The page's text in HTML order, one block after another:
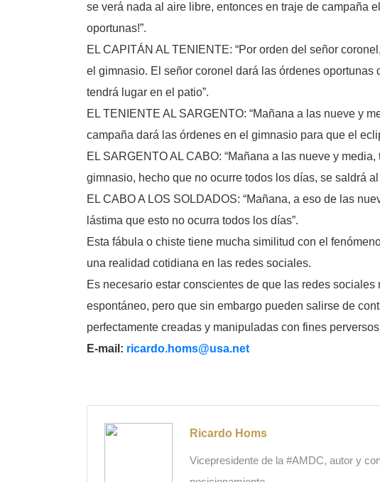
se verá nada al aire libre, entonces en traje de campaña
oportunas!”.
EL CAPITÁN AL TENIENTE: “Por orden del señor
el gimnasio. El señor coronel dará las órdenes
tendrá lugar en el patio”.
EL TENIENTE AL SARGENTO: “Mañana a las nueve y
campaña dará las órdenes en el gimnasio para que el
EL SARGENTO AL CABO: “Mañana a las nueve y
gimnasio, hecho que no ocurre todos los días, se saldrá al
EL CABO A LOS SOLDADOS: “Mañana, a eso de las
lástima que esto no ocurra todos los días”.
Esta fábula o chiste tiene mucha similitud con el
una realidad cotidiana en las redes sociales.
Es necesario estar conscientes de que las redes
espontáneo, pero que sin embargo pueden salirse de
perfectamente creadas y manipuladas con fines
E-mail: ricardo.homs@usa.net
Ricardo Homs
Vicepresidente de la #AMDC, autor y